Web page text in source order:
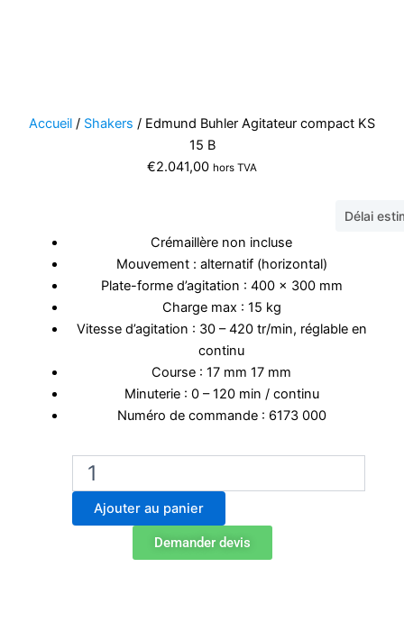
Accueil / Shakers / Edmund Buhler Agitateur compact KS
15 B
€2.041,00 hors TVA
Délai
Crémaillère non incluse
Mouvement : alternatif (horizontal)
Plate-forme d’agitation : 400 x 300 mm
Charge max : 15 kg
Vitesse d’agitation : 30 – 420 tr/min, réglable en
continu
Course : 17 mm 17 mm
Minuterie : 0 – 120 min / continu
Numéro de commande : 6173 000
quantité
Edmund
Buhler
Ajouter au panier
Demander devis